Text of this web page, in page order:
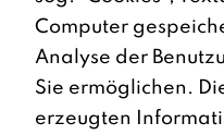
Computer
Analyse der
Sie ermöglichen.
erzeugten